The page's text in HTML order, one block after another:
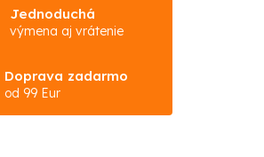
Jednoduchá
výmena aj vrátenie
Doprava zadarmo
od 99 Eur